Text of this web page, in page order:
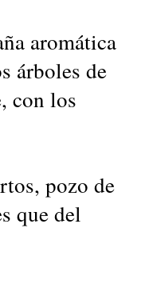
aromática
árboles de
con los
pozo de
que del